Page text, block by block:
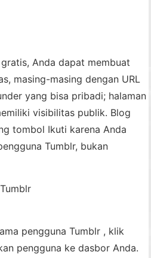
Anda dapat membuat
masing-masing dengan URL
yang bisa pribadi; halaman
visibilitas publik. Blog
tombol Ikuti karena Anda
Tumblr, bukan
pengguna Tumblr , klik
pengguna ke dasbor Anda.